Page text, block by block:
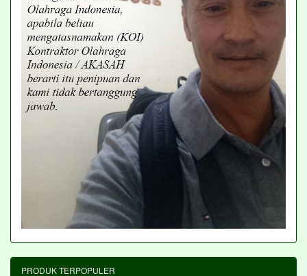
PRODUK TERPOPULER